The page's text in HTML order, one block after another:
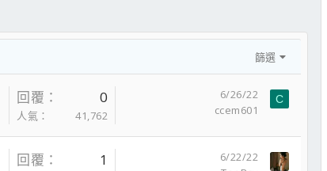
篩選
回覆 0
人氣 41,762
6/26/22
ccem601
C
回覆 1
6/22/22